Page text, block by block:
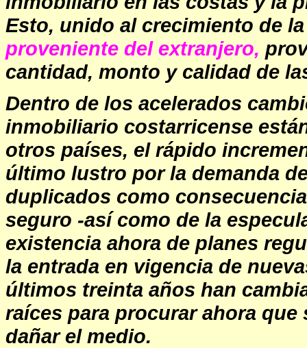
Esto, unido al crecimiento de
proveniente del extranjero,
cantidad, monto y calidad de
Dentro de los acelerados
inmobiliario costarricense
otros países, el rápido
último lustro por la demanda
duplicados como
seguro -así como de la
existencia ahora de planes
la entrada en vigencia de
últimos treinta años han
raíces para procurar ahora
dañar el medio.